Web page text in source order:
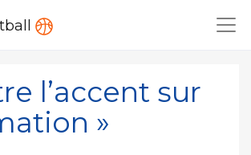
l’accent sur
»